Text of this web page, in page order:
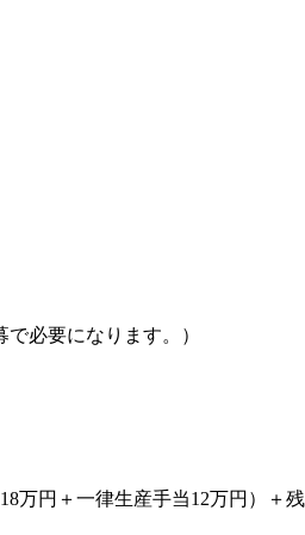
必要になります。）
万円＋一律生産手当12万円）＋